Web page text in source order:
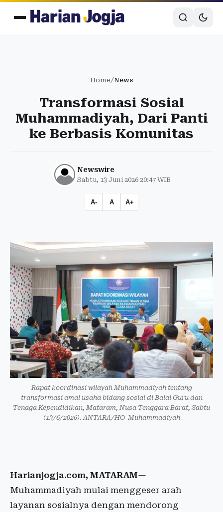
Home/News
Transformasi Sosial
Muhammadiyah, Dari Panti
ke Berbasis Komunitas
Newswire
Sabtu, 13 Juni 2026 20:47 WIB
A- A A+
Rapat koordinasi wilayah Muhammadiyah tentang
transformasi amal usaha bidang sosial di Balai Guru dan
Tenaga Kependidikan, Mataram, Nusa Tenggara Barat, Sabtu
(13/6/2026). ANTARA/HO-Muhammadiyah
Harianjogja.com, MATARAM—
Muhammadiyah mulai menggeser arah
layanan sosialnya dengan mendorong